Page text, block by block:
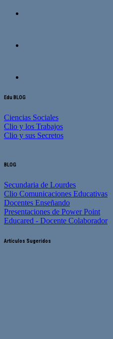
Edu BLOG
Ciencias Sociales
Clio y los Trabajos
Clio y sus Secretos
BLOG
Secundaria de Lourdes
Clio Comunicaciones Educativas
Docentes Enseñando
Presentaciones de Power Point
Educared - Docente Colaborador
Artículos Sugeridos